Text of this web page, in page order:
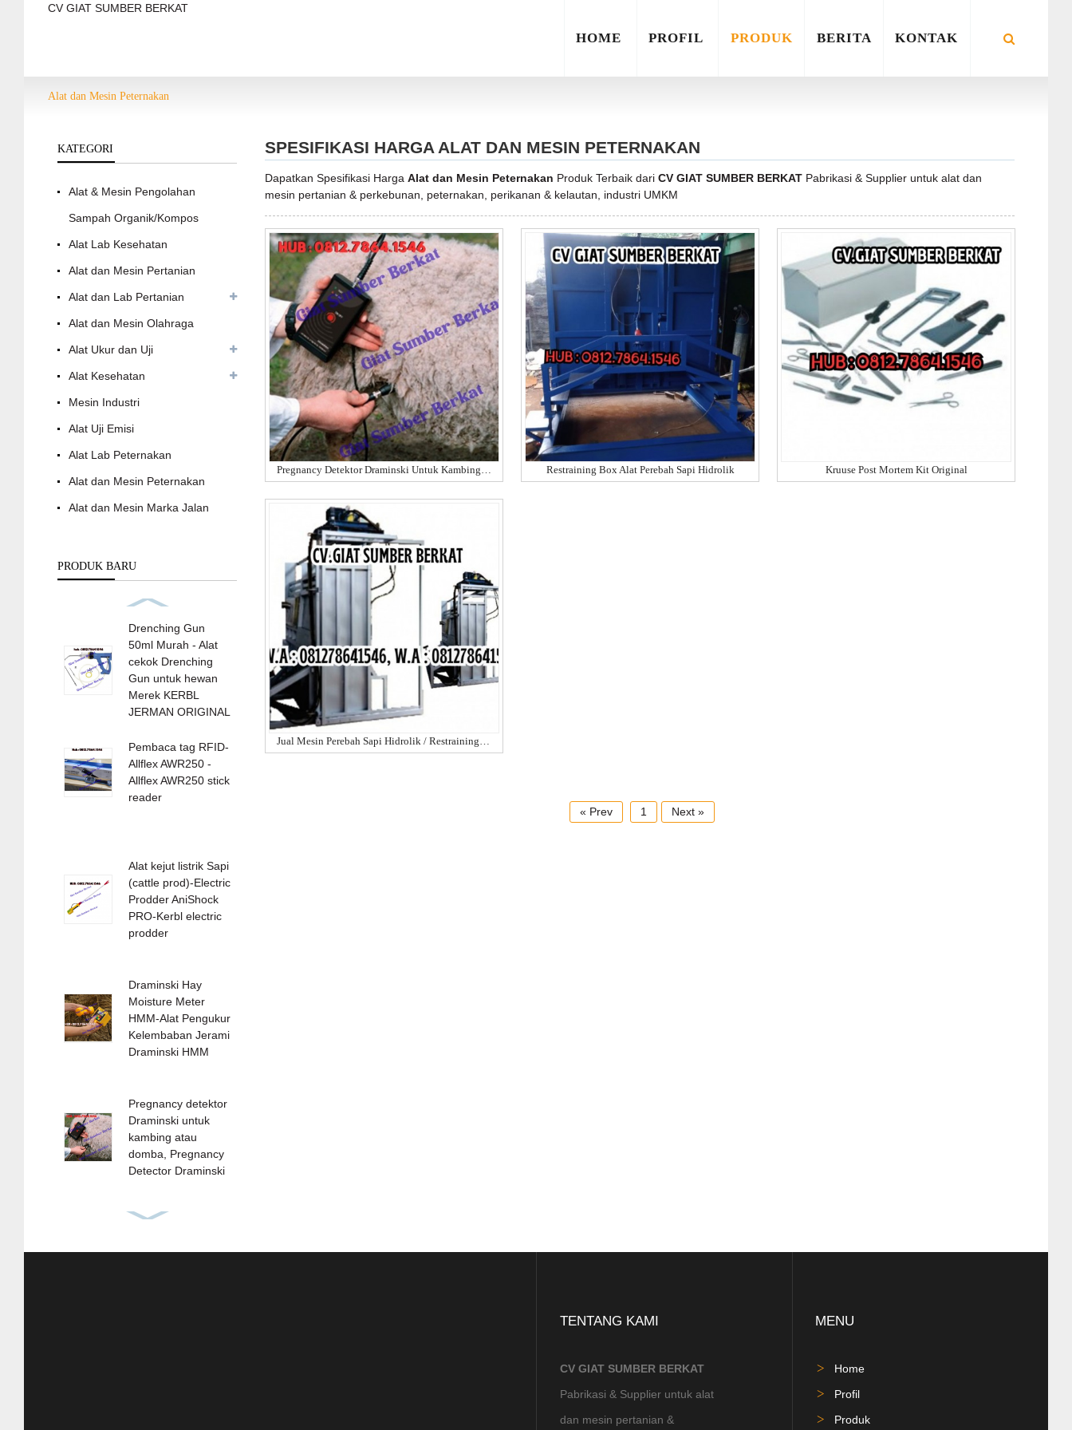
CV GIAT SUMBER BERKAT
HOME PROFIL PRODUK BERITA KONTAK
Alat dan Mesin Peternakan
KATEGORI
Alat & Mesin Pengolahan
Sampah Organik/Kompos
Alat Lab Kesehatan
Alat dan Mesin Pertanian
Alat dan Lab Pertanian
Alat dan Mesin Olahraga
Alat Ukur dan Uji
Alat Kesehatan
Mesin Industri
Alat Uji Emisi
Alat Lab Peternakan
Alat dan Mesin Peternakan
Alat dan Mesin Marka Jalan
PRODUK BARU
Drenching Gun
50ml Murah - Alat
cekok Drenching
Gun untuk hewan
Merek KERBL
JERMAN ORIGINAL
Pembaca tag RFID-
Allflex AWR250 -
Allflex AWR250 stick
reader
Alat kejut listrik Sapi
(cattle prod)-Electric
Prodder AniShock
PRO-Kerbl electric
prodder
Draminski Hay
Moisture Meter
HMM-Alat Pengukur
Kelembaban Jerami
Draminski HMM
Pregnancy detektor
Draminski untuk
kambing atau
domba, Pregnancy
Detector Draminski
Draminski Moisture
Grain Moisture
SPESIFIKASI HARGA ALAT DAN MESIN PETERNAKAN
Dapatkan Spesifikasi HargaAlat dan Mesin Peternakan Produk Terbaik dariCV GIAT SUMBER BERKAT Pabrikasi & Supplier untuk alat dan
mesin pertanian & perkebunan, peternakan, perikanan & kelautan, industri UMKM
Pregnancy Detektor Draminski Untuk Kambing Atau Do Restraining Box Alat Perebah Sapi Hidrolik Kruuse Post Mortem Kit Original
Jual Mesin Perebah Sapi Hidrolik / Restraining Box
« Prev 1 Next »
TENTANG KAMI
CV GIAT SUMBER BERKAT
Pabrikasi & Supplier untuk alat
dan mesin pertanian &
MENU
Home
Profil
Produk